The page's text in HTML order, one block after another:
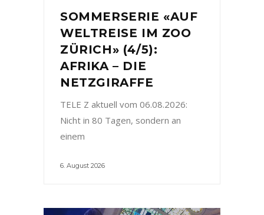
SOMMERSERIE «AUF
WELTREISE IM ZOO
ZÜRICH» (4/5):
AFRIKA – DIE
NETZGIRAFFE
TELE Z aktuell vom 06.08.2026:
Nicht in 80 Tagen, sondern an
einem
6. August 2026